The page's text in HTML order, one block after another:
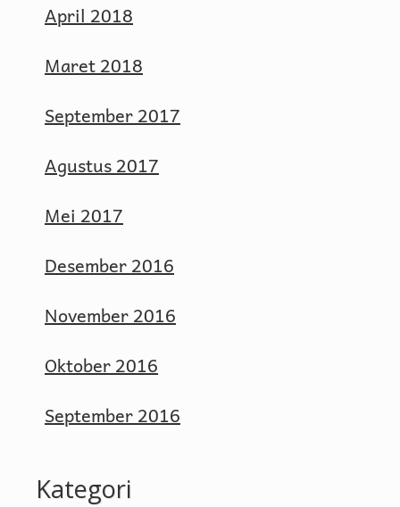
April 2018
Maret 2018
September 2017
Agustus 2017
Mei 2017
Desember 2016
November 2016
Oktober 2016
September 2016
Kategori